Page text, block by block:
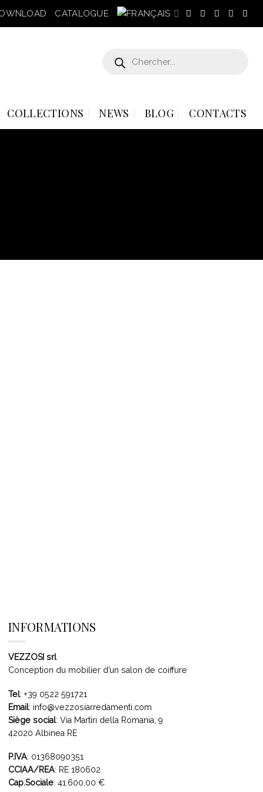
CATALOGUE
produits
COLLECTIONS NEWS BLOG CONTACTS
INFORMATIONS
VEZZOSI srl
Conception du mobilier d’un salon de coiffure
Tel: +39 0522 591721
Email: info@vezzosiarredamenti.com
Siège social: Via Martiri della Romania, 9
42020 Albinea RE
P.IVA: 01368090351
CCIAA/REA: RE 180602
Cap.Sociale: 41.600,00 €